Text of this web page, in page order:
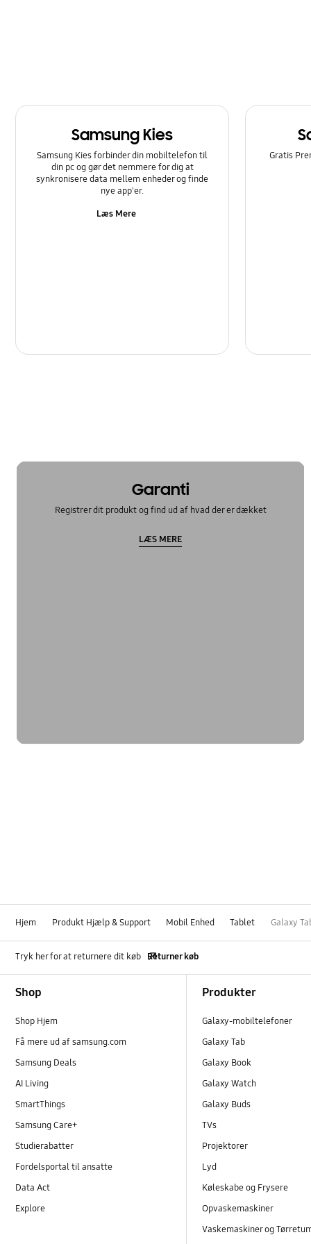
Samsung Kies
Samsung Kies forbinder din mobiltelefon til
din pc og gør det nemmere for dig at
synkronisere data mellem enheder og finde
nye app'er.
Læs Mere
Gratis
Garanti
Registrer dit produkt og find ud af hvad der er dækket
LÆS MERE
Hjem Produkt Hjælp & Support Mobil Enhed Tablet Galaxy
Tryk her for at returnere dit køb Returner køb
Shop
Shop Hjem
Få mere ud af samsung.com
Samsung Deals
AI Living
SmartThings
Samsung Care+
Studierabatter
Fordelsportal til ansatte
Data Act
Explore
Produkter
Galaxy-mobiltelefoner
Galaxy Tab
Galaxy Book
Galaxy Watch
Galaxy Buds
TVs
Projektorer
Lyd
Køleskabe og Frysere
Opvaskemaskiner
Vaskemaskiner og